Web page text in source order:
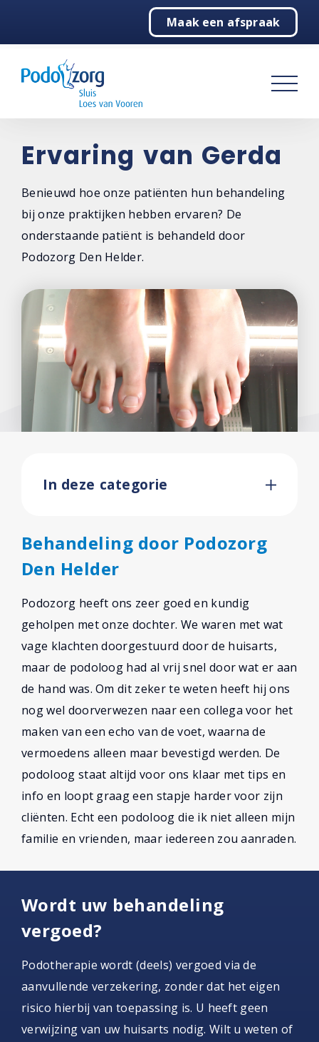
Maak een afspraak
Behandelingen
Vergoedingen
Over ons
Ervaring van Gerda
Benieuwd hoe onze patiënten hun behandeling
bij onze praktijken hebben ervaren? De
onderstaande patiënt is behandeld door
Podozorg Den Helder.
In deze categorie
Behandeling door Podozorg
Den Helder
Podozorg heeft ons zeer goed en kundig
geholpen met onze dochter. We waren met wat
vage klachten doorgestuurd door de huisarts,
maar de podoloog had al vrij snel door wat er aan
de hand was. Om dit zeker te weten heeft hij ons
nog wel doorverwezen naar een collega voor het
maken van een echo van de voet, waarna de
vermoedens alleen maar bevestigd werden. De
podoloog staat altijd voor ons klaar met tips en
info en loopt graag een stapje harder voor zijn
cliënten. Echt een podoloog die ik niet alleen mijn
familie en vrienden, maar iedereen zou aanraden.
Wordt uw behandeling
vergoed?
Podotherapie wordt (deels) vergoed via de
aanvullende verzekering, zonder dat het eigen
risico hierbij van toepassing is. U heeft geen
verwijzing van uw huisarts nodig. Wilt u weten of